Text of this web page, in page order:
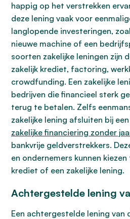
happig op het verstrekken
deze lening vaak voor
langlopende investeringen,
nieuwe machine of een
soorten zakelijke leningen zijn
zakelijk krediet, factoring,
crowdfunding. Een zakelijke
bedrijven die financieel sterk
terug te betalen. Zelfs
zakelijke lening afsluiten bij
zakelijke financiering zonder
bankvrije geldverstrekkers.
en ondernemers kunnen
krediet of een zakelijke lening.
Achtergestelde lening
Een achtergestelde lening van